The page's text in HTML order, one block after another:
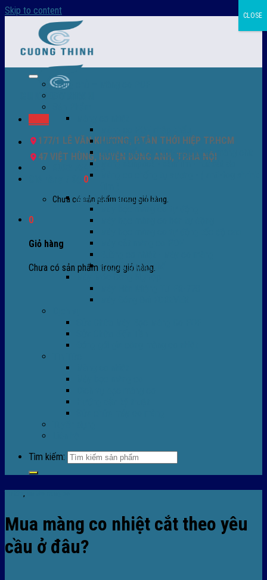
Skip to content
177/1 LÊ VĂN KHƯƠNG, P.TÂN THỚI HIỆP TP.HCM
47 VIỆT HÙNG, HUYỆN ĐÔNG ANH, TP.HÀ NỘI
0932 756 950
0
Chưa có sản phẩm trong giỏ hàng.
0
Giỏ hàng
Chưa có sản phẩm trong giỏ hàng.
Trang chủ – Màng co POF
Màng co PVC
Màng quấn PALLET- màng PE- màng chit
Màng skinpack - skinfilm - hút sát da
Máy bọc màng co POF
Phụ tùng thay thế
Tìm kiếm:
,
Mua màng co nhiệt cắt theo yêu
cầu ở đâu?
CLOSE